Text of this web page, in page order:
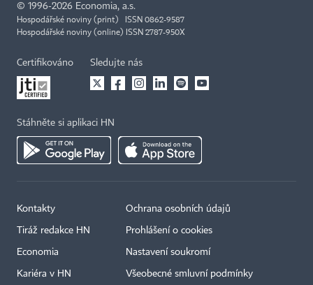
© 1996-2026 Economia, a.s.
Hospodářské noviny (print) ISSN 0862-9587
Hospodářské noviny (online) ISSN 2787-950X
Certifikováno Sledujte nás
Stáhněte si aplikaci HN
Kontakty
Tiráž redakce HN
Economia
Kariéra v HN
Ochrana osobních údajů
Prohlášení o cookies
Nastavení soukromí
Všeobecné smluvní podmínky